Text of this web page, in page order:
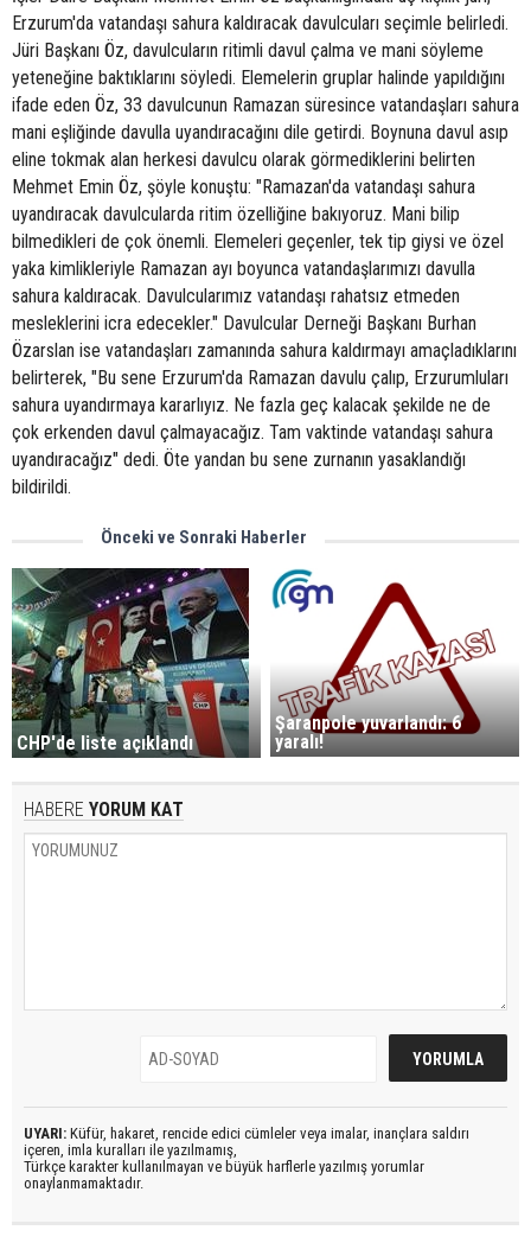
Erzurum'da vatandaşı sahura kaldıracak davulcuları seçimle belirledi.
Jüri Başkanı Öz, davulcuların ritimli davul çalma ve mani söyleme
yeteneğine baktıklarını söyledi. Elemelerin gruplar halinde yapıldığını
ifade eden Öz, 33 davulcunun Ramazan süresince vatandaşları sahura
mani eşliğinde davulla uyandıracağını dile getirdi. Boynuna davul asıp
eline tokmak alan herkesi davulcu olarak görmediklerini belirten
Mehmet Emin Öz, şöyle konuştu: "Ramazan'da vatandaşı sahura
uyandıracak davulcularda ritim özelliğine bakıyoruz. Mani bilip
bilmedikleri de çok önemli. Elemeleri geçenler, tek tip giysi ve özel
yaka kimlikleriyle Ramazan ayı boyunca vatandaşlarımızı davulla
sahura kaldıracak. Davulcularımız vatandaşı rahatsız etmeden
mesleklerini icra edecekler." Davulcular Derneği Başkanı Burhan
Özarslan ise vatandaşları zamanında sahura kaldırmayı amaçladıklarını
belirterek, "Bu sene Erzurum'da Ramazan davulu çalıp, Erzurumluları
sahura uyandırmaya kararlıyız. Ne fazla geç kalacak şekilde ne de
çok erkenden davul çalmayacağız. Tam vaktinde vatandaşı sahura
uyandıracağız" dedi. Öte yandan bu sene zurnanın yasaklandığı
bildirildi.
Önceki ve Sonraki Haberler
CHP'de liste açıklandı
Şaranpole yuvarlandı: 6
yaralı!
HABERE YORUM KAT
UYARI: Küfür, hakaret, rencide edici cümleler veya imalar, inançlara saldırı
içeren, imla kuralları ile yazılmamış,
Türkçe karakter kullanılmayan ve büyük harflerle yazılmış yorumlar
onaylanmamaktadır.